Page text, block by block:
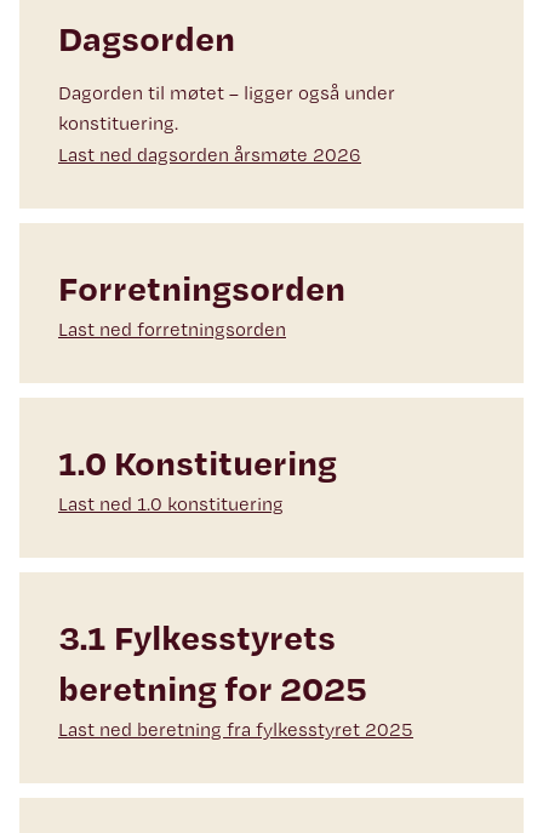
Dagsorden
Dagorden til møtet – ligger også under
konstituering.
Last ned dagsorden årsmøte 2026
Forretningsorden
Last ned forretningsorden
1.0 Konstituering
Last ned 1.0 konstituering
3.1 Fylkesstyrets
beretning for 2025
Last ned beretning fra fylkesstyret 2025